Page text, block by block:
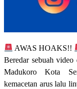
AWAS HOAKS!!
Beredar sebuah
Madukoro Kota
kemacetan arus lalu